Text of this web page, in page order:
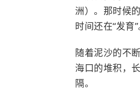
洲）。那时候
时间还在“发育”
随着泥沙的不
海口的堆积，
隔。